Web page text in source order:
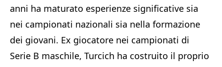
anni ha maturato esperienze significative sia
nei campionati nazionali sia nella formazione
dei giovani. Ex giocatore nei campionati di
Serie B maschile, Turcich ha costruito il proprio